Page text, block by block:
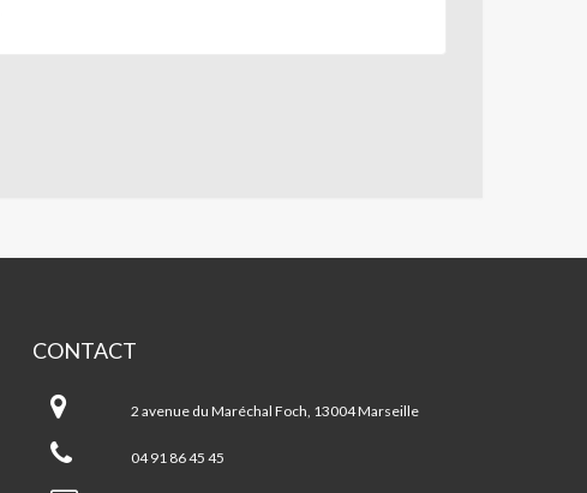
CONTACT
social
FISSIAUX/5
AVENUES
2 avenue du Maréchal Foch, 13004 Marseille
04 91 86 45 45